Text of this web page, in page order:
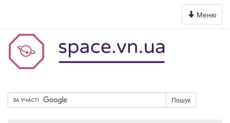
Toggle
navigation
Меню
Пошук